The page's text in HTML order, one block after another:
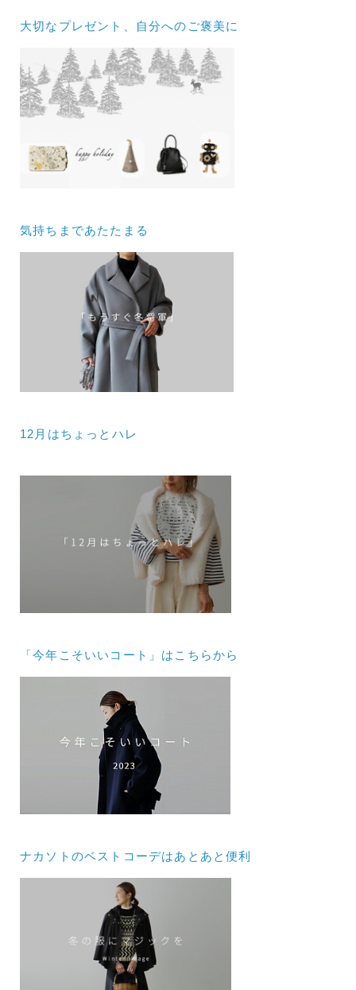
大切なプレゼント、自分へのご褒美に
気持ちまであたたまる
12月はちょっとハレ
「今年こそいいコート」はこちらから
ナカソトのベストコーデはあとあと便利